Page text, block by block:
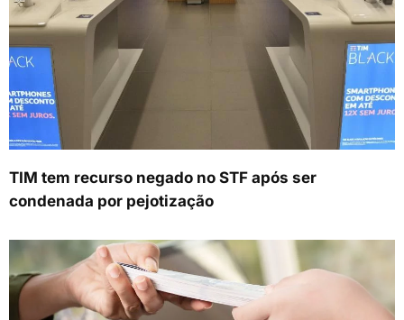
TIM tem recurso negado no STF após ser
condenada por pejotização